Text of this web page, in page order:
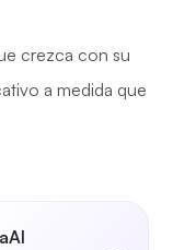
crezca con su
a medida que